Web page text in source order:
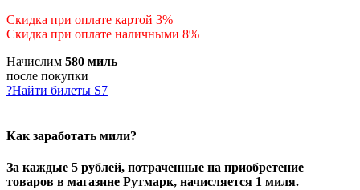
Скидка при оплате картой 3%
Скидка при оплате наличными 8%
Начислим 580 миль
после покупки
?Найти билеты S7
Как заработать мили?
За каждые 5 рублей, потраченные на приобретение
товаров в магазине Рутмарк, начисляется 1 миля.